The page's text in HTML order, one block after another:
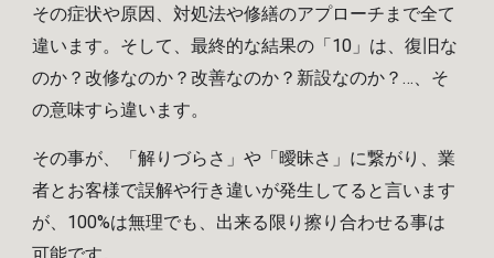
その症状や原因、対処法や修繕のアプローチまで全て
違います。そして、最終的な結果の「10」は、復旧な
のか？改修なのか？改善なのか？新設なのか？…、そ
の意味すら違います。
その事が、「解りづらさ」や「曖昧さ」に繋がり、業
者とお客様で誤解や行き違いが発生してると言います
が、100%は無理でも、出来る限り擦り合わせる事は